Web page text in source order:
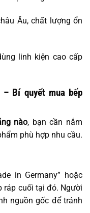
Âu, chất lượng ổn
linh kiện cao cấp
Bí quyết mua bếp
nào, bạn cần nắm
phù hợp nhu cầu.
in Germany” hoặc
ráp cuối tại đó. Người
nguồn gốc để tránh